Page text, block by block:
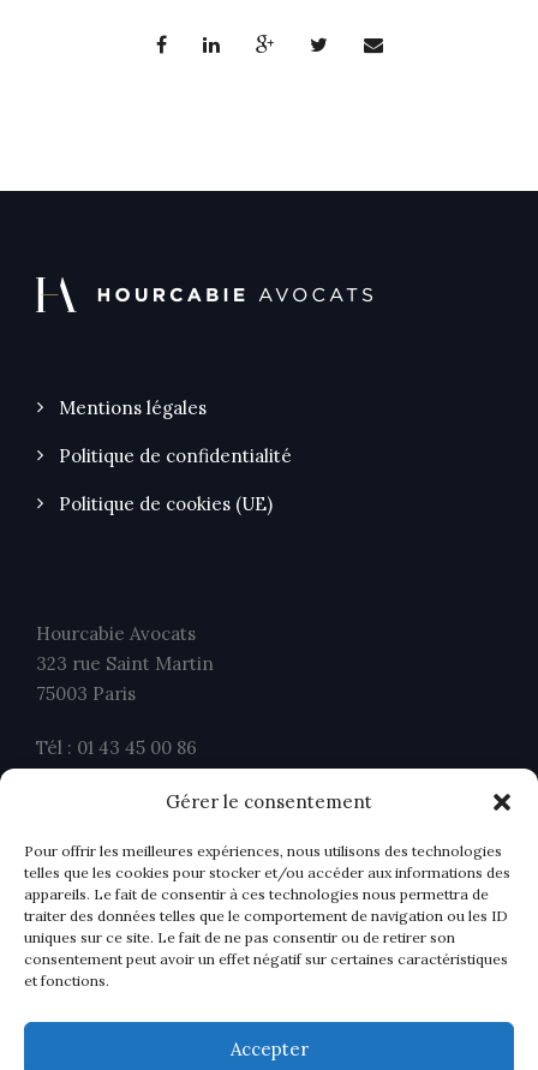
Gérer le consentement
Pour offrir les meilleures expériences, nous utilisons des technologies
telles que les cookies pour stocker et/ou accéder aux informations des
appareils. Le fait de consentir à ces technologies nous permettra de
traiter des données telles que le comportement de navigation ou les ID
uniques sur ce site. Le fait de ne pas consentir ou de retirer son
consentement peut avoir un effet négatif sur certaines caractéristiques
et fonctions.
Accepter
Mentions légales
Politique de confidentialité
Politique de cookies (UE)
Hourcabie Avocats
323 rue Saint Martin
75003 Paris
Tél : 01 43 45 00 86
contact@ahavocats.fr